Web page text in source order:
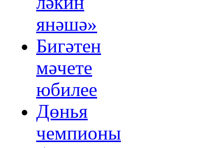
янәшә»
Бигәтен
мәчете
юбилее
Дөнья
чемпионы